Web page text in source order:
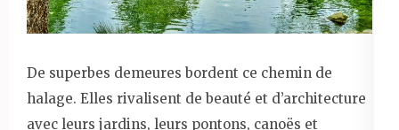
De superbes demeures bordent ce chemin de
halage. Elles rivalisent de beauté et d’architecture
avec leurs jardins, leurs pontons, canoës et